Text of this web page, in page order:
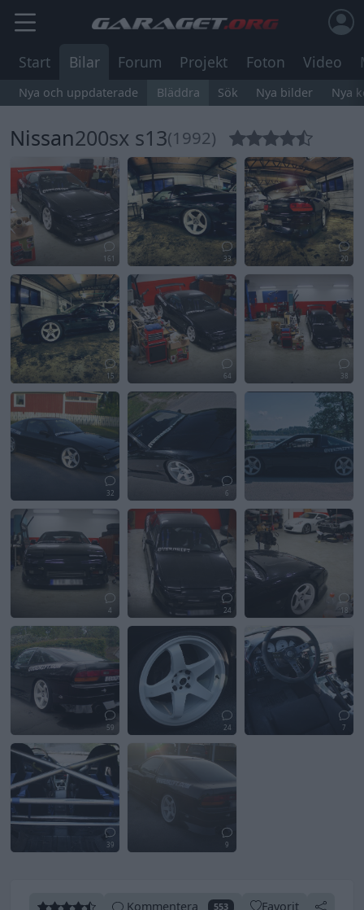
Start Bilar Forum Projekt Foton Video
Nya och uppdaterade Bläddra Sök Nya bilder Nya
Nissan200sx s13(1992)
161 33 20
15 64 38
32 6
4 24 18
59 24 7
39 9
Kommentera 553 Favorit